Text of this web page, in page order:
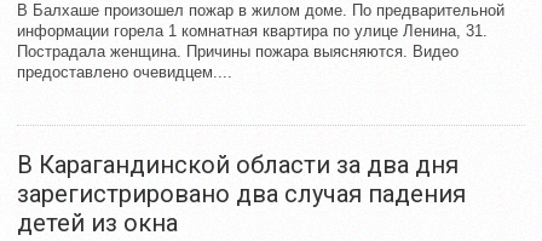
В Балхаше произошел пожар в жилом доме. По предварительной
информации горела 1 комнатная квартира по улице Ленина, 31.
Пострадала женщина. Причины пожара выясняются. Видео
предоставлено очевидцем....
В Карагандинской области за два дня
зарегистрировано два случая падения
детей из окна